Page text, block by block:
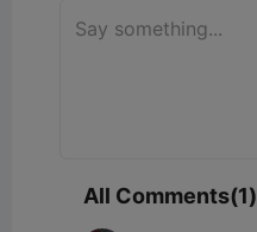
All Comments(1)